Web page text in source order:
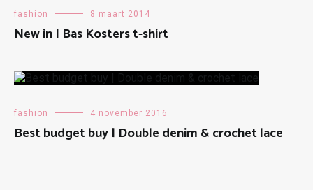
fashion 8 maart 2014
New in | Bas Kosters t-shirt
fashion 4 november 2016
Best budget buy | Double denim & crochet lace